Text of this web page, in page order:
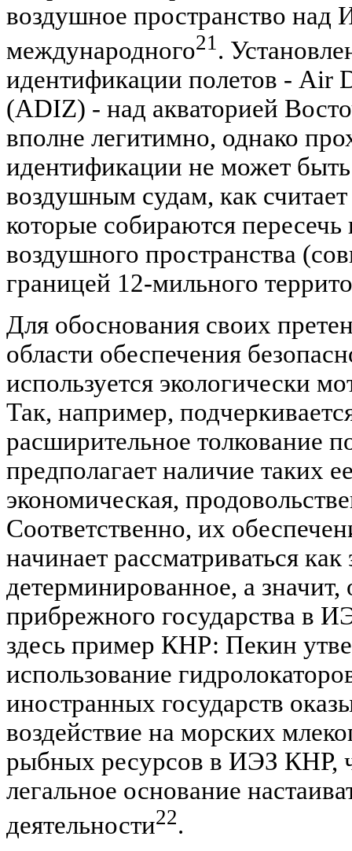
воздушное пространство над
международного21.
идентификации полетов - Air
(ADIZ) - над акваторией
вполне легитимно, однако
идентификации не может
воздушным судам, как
которые собираются
воздушного пространства
границей 12-мильного
Для обоснования своих
области обеспечения
используется экологически
Так, например,
расширительное толкование
предполагает наличие таких
экономическая,
Соответственно, их
начинает рассматриваться
детерминированное, а
прибрежного государства в
здесь пример КНР: Пекин
использование
иностранных государств
воздействие на морских
рыбных ресурсов в ИЭЗ КНР,
легальное основание
деятельности22.